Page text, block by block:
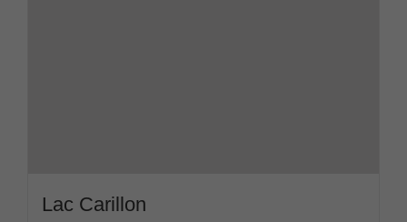
Lac Carillon